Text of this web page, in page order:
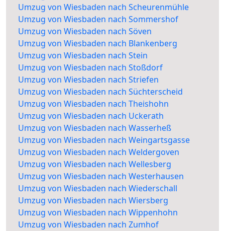
Umzug von Wiesbaden nach Scheurenmühle
Umzug von Wiesbaden nach Sommershof
Umzug von Wiesbaden nach Söven
Umzug von Wiesbaden nach Blankenberg
Umzug von Wiesbaden nach Stein
Umzug von Wiesbaden nach Stoßdorf
Umzug von Wiesbaden nach Striefen
Umzug von Wiesbaden nach Süchterscheid
Umzug von Wiesbaden nach Theishohn
Umzug von Wiesbaden nach Uckerath
Umzug von Wiesbaden nach Wasserheß
Umzug von Wiesbaden nach Weingartsgasse
Umzug von Wiesbaden nach Weldergoven
Umzug von Wiesbaden nach Wellesberg
Umzug von Wiesbaden nach Westerhausen
Umzug von Wiesbaden nach Wiederschall
Umzug von Wiesbaden nach Wiersberg
Umzug von Wiesbaden nach Wippenhohn
Umzug von Wiesbaden nach Zumhof